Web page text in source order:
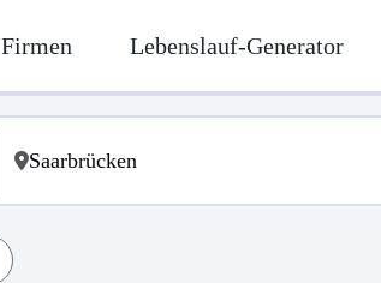
Firmen Lebenslauf-Generator